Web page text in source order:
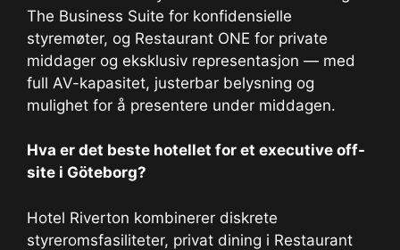
The Business Suite for konfidensielle
styremøter, og Restaurant ONE for private
middager og eksklusiv representasjon — med
full AV-kapasitet, justerbar belysning og
mulighet for å presentere under middagen.
Hva er det beste hotellet for et executive off-
site i Göteborg?
Hotel Riverton kombinerer diskrete
styreromsfasiliteter, privat dining i Restaurant